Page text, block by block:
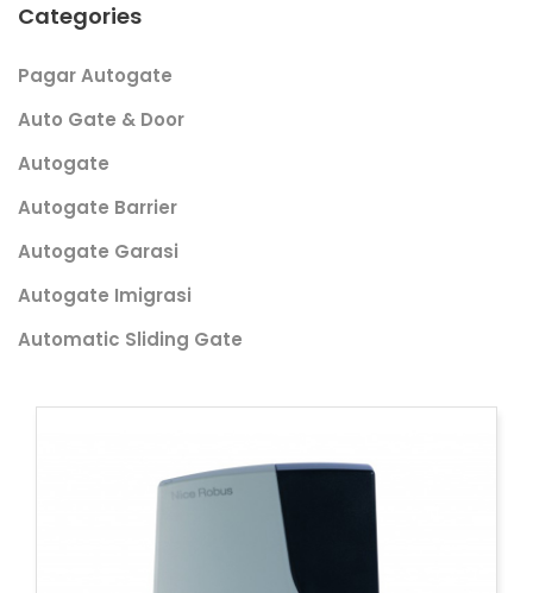
Categories
Pagar Autogate
Auto Gate & Door
Autogate
Autogate Barrier
Autogate Garasi
Autogate Imigrasi
Automatic Sliding Gate